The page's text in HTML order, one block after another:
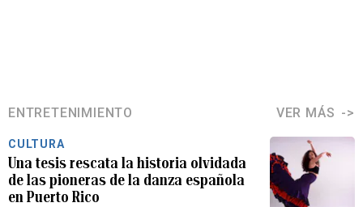
ENTRETENIMIENTO VER MÁS
CULTURA
Una tesis rescata la historia olvidada
de las pioneras de la danza española
en Puerto Rico